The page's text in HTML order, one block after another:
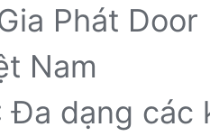
Phát Door
Nam
Đa dạng các